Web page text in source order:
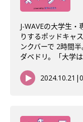
J-WAVEの大学生
りするポッドキャ
ンクバーで 2時間
ダベドリ。「大学
2024.10.21 |